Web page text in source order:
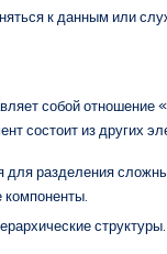
к данным или
собой отношение
состоит из других
для разделения
структуры.